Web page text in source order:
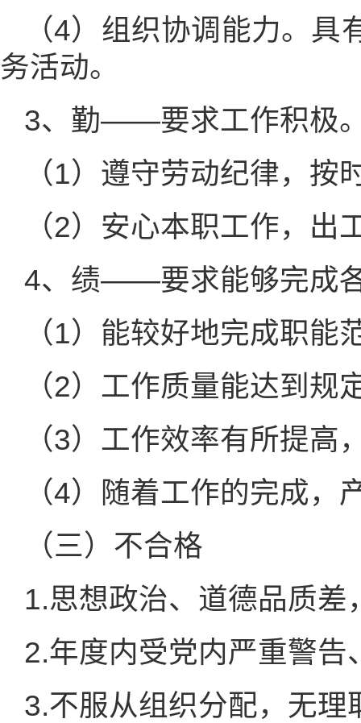
（4）组织协调能力。
务活动。
3、勤——要求工作积极
（1）遵守劳动纪律，
（2）安心本职工作，出
4、绩——要求能够完成
（1）能较好地完成职能
（2）工作质量能达到规
（3）工作效率有所提高
（4）随着工作的完成
（三）不合格
1.思想政治、道德品质
2.年度内受党内严重警
3.不服从组织分配，无